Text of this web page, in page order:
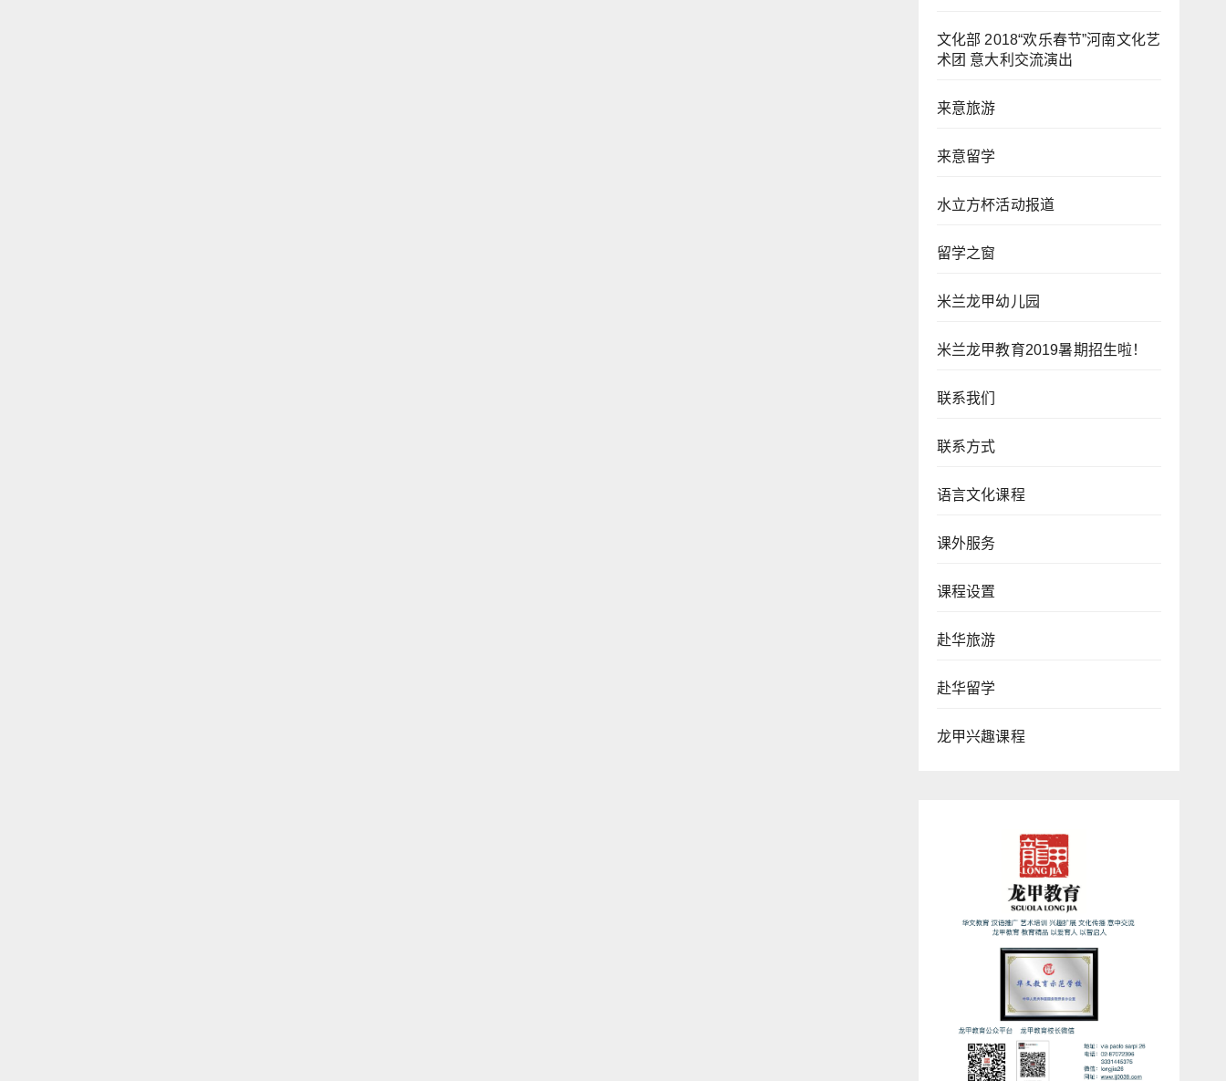
文化部 2018“欢乐春节”河南文化艺
术团 意大利交流演出
来意旅游
来意留学
水立方杯活动报道
留学之窗
米兰龙甲幼儿园
米兰龙甲教育2019暑期招生啦！
联系我们
联系方式
语言文化课程
课外服务
课程设置
赴华旅游
赴华留学
龙甲兴趣课程